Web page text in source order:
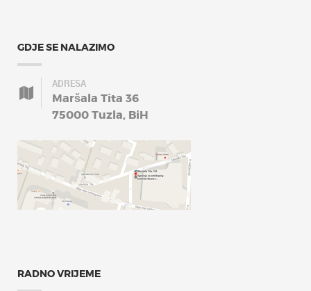
GDJE SE NALAZIMO
ADRESA
Maršala Tita 36
75000 Tuzla, BiH
RADNO VRIJEME